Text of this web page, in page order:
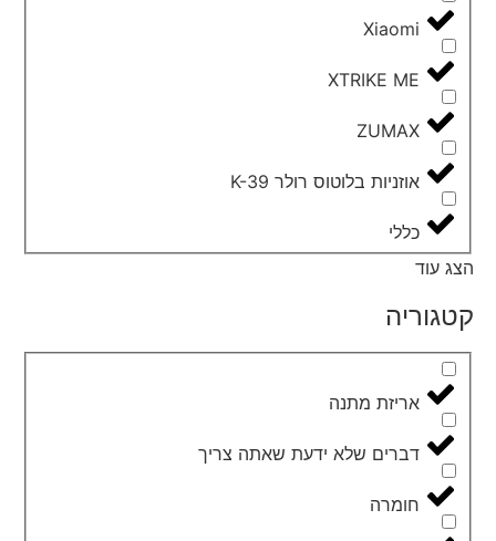
Xiaomi
XTRIKE ME
ZUMAX
אוזניות בלוטוס רולר K-39
כללי
הצג עוד
קטגוריה
אריזת מתנה
דברים שלא ידעת שאתה צריך
חומרה